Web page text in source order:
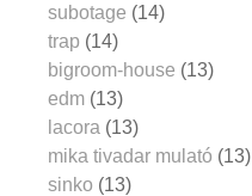
subotage (14)
trap (14)
bigroom-house (13)
edm (13)
lacora (13)
mika tivadar mulató (13)
sinko (13)